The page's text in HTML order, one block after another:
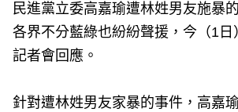
民進黨立委高嘉瑜遭林姓男友施暴
各界不分藍綠也紛紛聲援，今（1日
記者會回應。
針對遭林姓男友家暴的事件，高嘉